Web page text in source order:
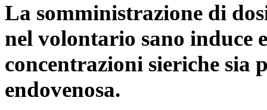
La somministrazione di
nel volontario sano induce
concentrazioni sieriche sia
endovenosa.